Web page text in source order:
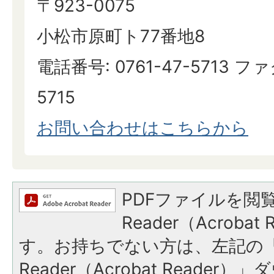
〒923-0075
小松市原町ト77番地8
電話番号: 0761-47-5713 フ
5715
お問い合わせはこちらから
PDFファイルを閲
Reader（Acrobat
す。お持ちでない方は、左記の
Reader（Acrobat Reader）」